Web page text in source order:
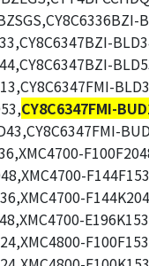
CY8C6347FMI-